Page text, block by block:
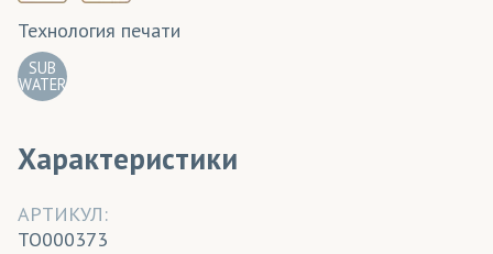
Технология печати
SUB
WATER
Характеристики
АРТИКУЛ:
TO000373